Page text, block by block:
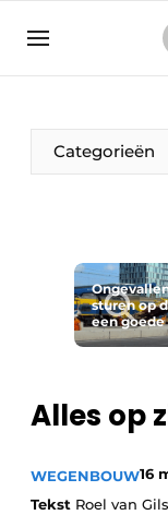
Categorieën
De Pen
Vrouw in de
sturen op
een
Alles op
WEGENBOUW16
Tekst Roel van Gils